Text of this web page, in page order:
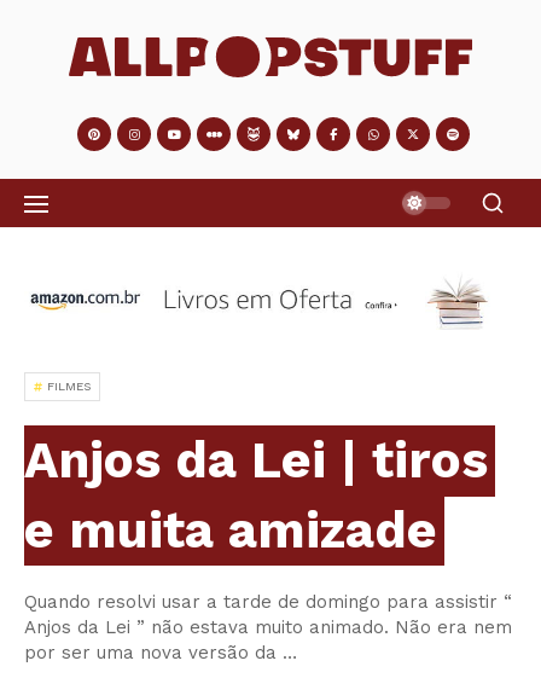
FILMES
Anjos da Lei | tiros
e muita amizade
Quando resolvi usar a tarde de domingo para assistir “
Anjos da Lei ” não estava muito animado. Não era nem
por ser uma nova versão da …